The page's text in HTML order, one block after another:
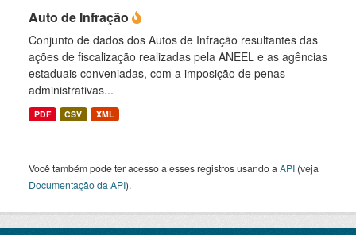
Auto de Infração
Conjunto de dados dos Autos de Infração resultantes das
ações de fiscalização realizadas pela ANEEL e as agências
estaduais conveniadas, com a imposição de penas
administrativas...
PDF CSV XML
Você também pode ter acesso a esses registros usando a API (veja
Documentação da API).